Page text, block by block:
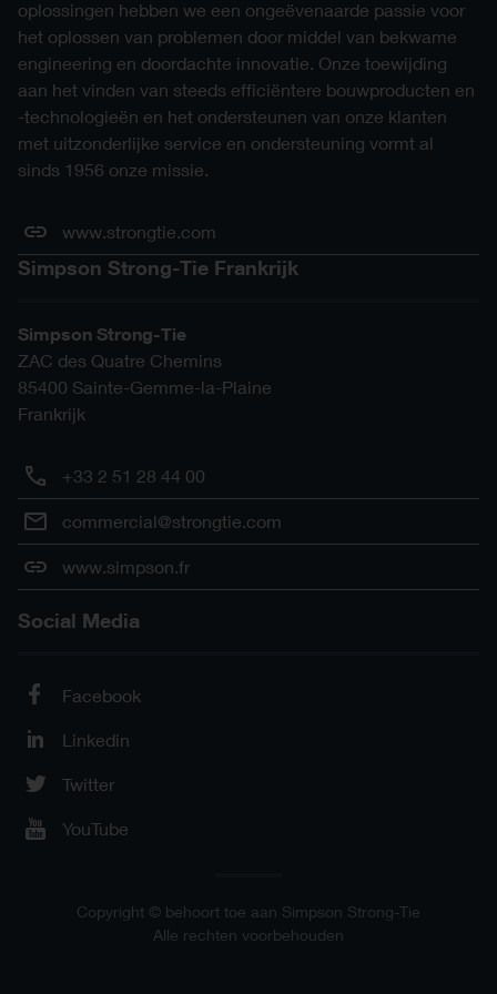
SAT ZIP
SKP ZIP
STL ZIP
oplossingen hebben we een ongeëvenaarde passie voor
het oplossen van problemen door middel van bekwame
engineering en doordachte innovatie. Onze toewijding
aan het vinden van steeds efficiëntere bouwproducten en
-technologieën en het ondersteunen van onze klanten
met uitzonderlijke service en ondersteuning vormt al
sinds 1956 onze missie.
www.strongtie.com
Simpson Strong-Tie Frankrijk
Simpson Strong-Tie
ZAC des Quatre Chemins
85400 Sainte-Gemme-la-Plaine
Frankrijk
+33 2 51 28 44 00
commercial@strongtie.com
www.simpson.fr
Social Media
Facebook
Linkedin
Twitter
YouTube
Copyright © behoort toe aan Simpson Strong-Tie
Alle rechten voorbehouden